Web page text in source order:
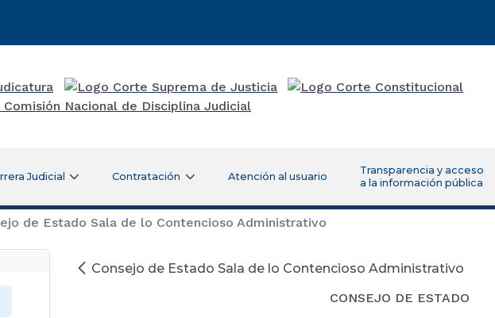
Judicial Contratación Atención al usuario
Transparencia y acceso
a la información pública
de Estado Sala de lo Contencioso Administrativo
Consejo de Estado Sala de lo Contencioso Administrativo
CONSEJO DE ESTADO